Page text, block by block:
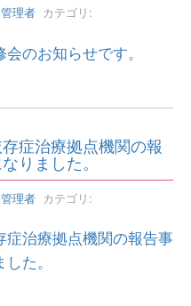
理者 カテゴリ:
のお知らせです。
症治療拠点機関の報
りました。
理者 カテゴリ:
治療拠点機関の報告事
た。